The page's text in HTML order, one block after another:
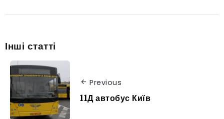
Інші статті
Previous
11Д автобус Київ